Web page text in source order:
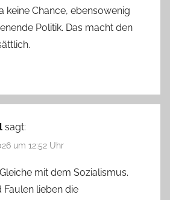
keine Chance, ebensowenig
Politik. Das macht den
sagt:
um 12:52 Uhr
mit dem Sozialismus.
Faulen lieben die